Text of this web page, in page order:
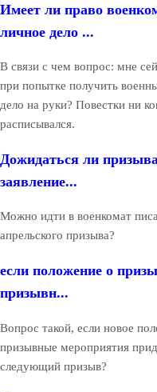
Имеет ли право
личное дело ...
В связи с чем вопрос: мне
при попытке получить
дело на руки? Повестки ни
расписывался.
Дожидаться ли
заявление...
Можно идти в военкомат
апрельского призыва?
если положение о
призывн...
Вопрос такой, если новое
призывные мероприятия
следующий призыв?